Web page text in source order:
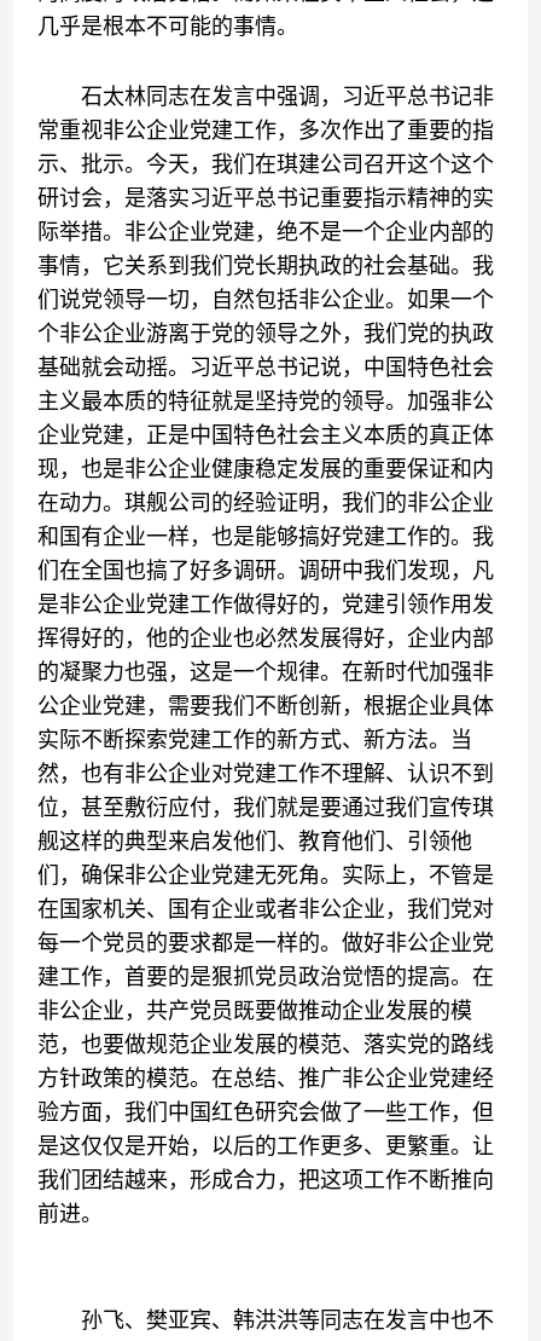
几乎是根本不可能的事情。
石太林同志在发言中强调，习近平总书记非
常重视非公企业党建工作，多次作出了重要的指
示、批示。今天，我们在琪建公司召开这个这个
研讨会，是落实习近平总书记重要指示精神的实
际举措。非公企业党建，绝不是一个企业内部的
事情，它关系到我们党长期执政的社会基础。我
们说党领导一切，自然包括非公企业。如果一个
个非公企业游离于党的领导之外，我们党的执政
基础就会动摇。习近平总书记说，中国特色社会
主义最本质的特征就是坚持党的领导。加强非公
企业党建，正是中国特色社会主义本质的真正体
现，也是非公企业健康稳定发展的重要保证和内
在动力。琪舰公司的经验证明，我们的非公企业
和国有企业一样，也是能够搞好党建工作的。我
们在全国也搞了好多调研。调研中我们发现，凡
是非公企业党建工作做得好的，党建引领作用发
挥得好的，他的企业也必然发展得好，企业内部
的凝聚力也强，这是一个规律。在新时代加强非
公企业党建，需要我们不断创新，根据企业具体
实际不断探索党建工作的新方式、新方法。当
然，也有非公企业对党建工作不理解、认识不到
位，甚至敷衍应付，我们就是要通过我们宣传琪
舰这样的典型来启发他们、教育他们、引领他
们，确保非公企业党建无死角。实际上，不管是
在国家机关、国有企业或者非公企业，我们党对
每一个党员的要求都是一样的。做好非公企业党
建工作，首要的是狠抓党员政治觉悟的提高。在
非公企业，共产党员既要做推动企业发展的模
范，也要做规范企业发展的模范、落实党的路线
方针政策的模范。在总结、推广非公企业党建经
验方面，我们中国红色研究会做了一些工作，但
是这仅仅是开始，以后的工作更多、更繁重。让
我们团结越来，形成合力，把这项工作不断推向
前进。
孙飞、樊亚宾、韩洪洪等同志在发言中也不